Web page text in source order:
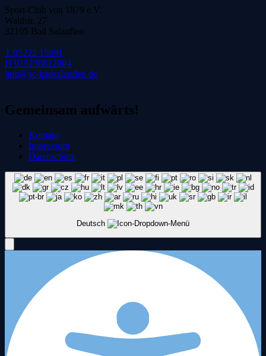
Sport-Club von 1879 e.V.
Waldstr. 27
32105 Bad Salzuflen
T 05222 15691
H 015236812004
info@sc-badsalzuflen.de
Gemeinsam aufwärts!
Kontakt
Impressum
Datenschutz
Deutsch